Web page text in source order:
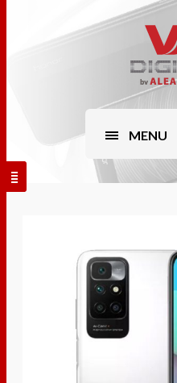
MENU